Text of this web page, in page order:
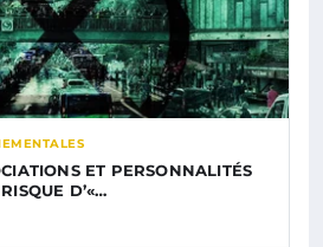
ET PERSONNALITÉS
D’«…